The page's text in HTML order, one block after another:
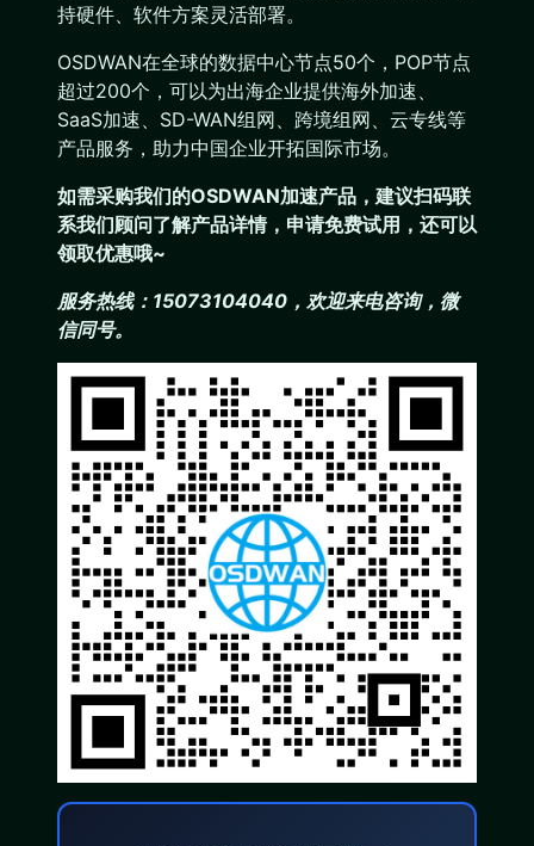
持硬件、软件方案灵活部署。
OSDWAN在全球的数据中心节点50个，POP节点
超过200个，可以为出海企业提供海外加速、
SaaS加速、SD-WAN组网、跨境组网、云专线等
产品服务，助力中国企业开拓国际市场。
如需采购我们的OSDWAN加速产品，建议扫码联
系我们顾问了解产品详情，申请免费试用，还可以
领取优惠哦~
服务热线：15073104040，欢迎来电咨询，微
信同号。